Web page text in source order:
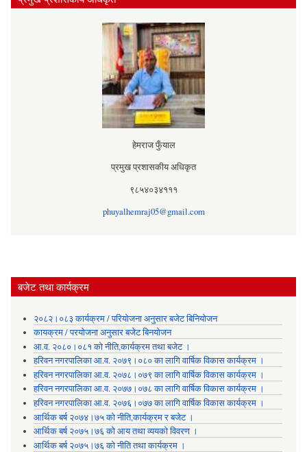
हेमराज फुँयाल
प्रमुख प्रशासकीय अधिकृत
९८५४०३४१११
phuyalhemraj05@gmail.com
बजेट तथा कार्यक्रम
२०८२।०८३ कार्यक्रम / परियोजना अनुसार बजेट बिनियोजन
कायक्रम / परयोजना अनुसार बजेट बिनयोजन
आ.व. २०८०।०८१ को नीति,कार्यक्रम तथा बजेट ।
हरिवन नगरपालिका आ‍.व. २०७९।०८० का लागि वार्षिक विकास कार्यक्रम ।
हरिवन नगरपालिका आ‍.व. २०७८।०७९ का लागि वार्षिक विकास कार्यक्रम ।
हरिवन नगरपालिका आ‍.व. २०७७।०७८ का लागि वार्षिक विकास कार्यक्रम ।
हरिवन नगरपालिका आ‍.व. २०७६।०७७ का लागि वार्षिक विकास कार्यक्रम ।
आर्थिक बर्ष २०७४।७५ को नीति,कार्यक्रम र बजेट ।
आर्थिक बर्ष २०७५।७६ को आय तथा व्ययकाे विवरण ।
आर्थिक बर्ष २०७५।७६ को नीति तथा कार्यक्रम ।